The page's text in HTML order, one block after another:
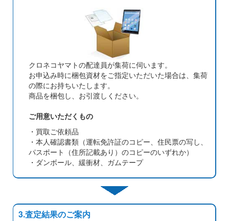
クロネコヤマトの配達員が集荷に伺います。
お申込み時に梱包資材をご指定いただいた場合は、集荷
の際にお持ちいたします。
商品を梱包し、お引渡しください。
ご用意いただくもの
・買取ご依頼品
・本人確認書類（運転免許証のコピー、住民票の写し、
パスポート（住所記載あり）のコピーのいずれか）
・ダンボール、緩衝材、ガムテープ
3.査定結果のご案内